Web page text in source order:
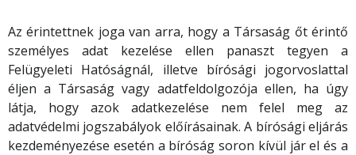
Az érintettnek joga van arra, hogy a Társaság őt érintő
személyes adat kezelése ellen panaszt tegyen a
Felügyeleti Hatóságnál, illetve bírósági jogorvoslattal
éljen a Társaság vagy adatfeldolgozója ellen, ha úgy
látja, hogy azok adatkezelése nem felel meg az
adatvédelmi jogszabályok előírásainak. A bírósági eljárás
kezdeményezése esetén a bíróság soron kívül jár el és a